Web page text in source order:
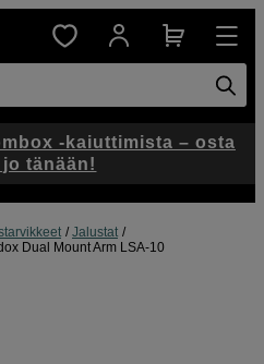
Jalustat
Dual Mount Arm LSA-10
-kaiuttimista – osta
tänään!